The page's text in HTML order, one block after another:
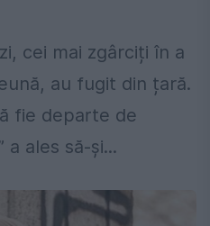
cei mai zgârciți în a
au fugit din țară.
fie departe de
a ales să-și...